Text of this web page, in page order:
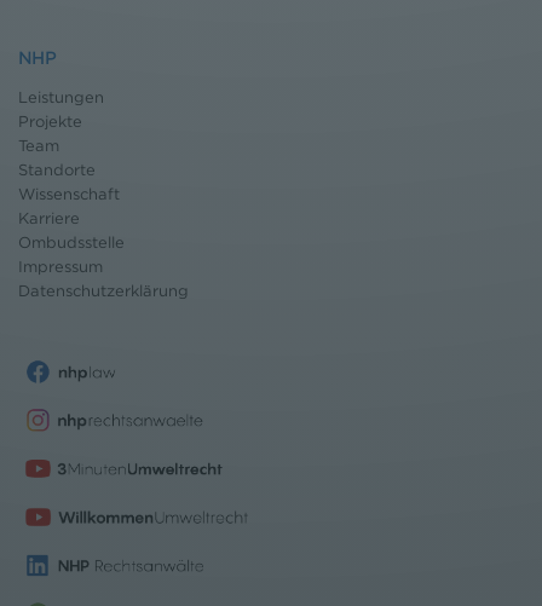
NHP
Leistungen
Projekte
Team
Standorte
Wissenschaft
Karriere
Ombudsstelle
Impressum
Datenschutzerklärung